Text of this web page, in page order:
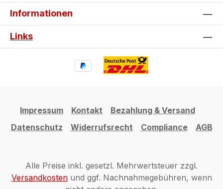
Informationen
Links
Impressum Kontakt
Bezahlung & Versand
Datenschutz
Widerrufsrecht Compliance AGB
Alle Preise inkl. gesetzl. Mehrwertsteuer zzgl.
Versandkostenund ggf. Nachnahmegebühren, wenn